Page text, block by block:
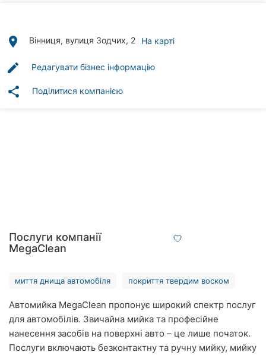
рубрики
Хмельницький
Рівне
Одеса
Кропивницький
place Вінниця, вулиця Зодчих, 2 На карті
edit Редагувати бізнес інформацію
share Поділитися компанією
Послуги компанії
MegaClean
миття днища автомобіля покриття твердим воском
Автомийка MegaClean пропонує широкий спектр послуг
для автомобілів. Звичайна мийка та професійне
нанесення засобів на поверхні авто – це лише початок.
Послуги включають безконтактну та ручну мийку, мийку